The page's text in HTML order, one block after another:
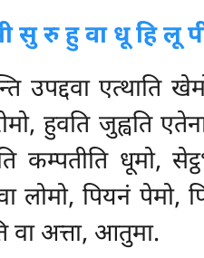
सु रु हु वा धू हि लू
उपद्दवा एत्थाति
हुवति जुह्वति
कम्पतीति धूमो,
लोमो, पियनं पेमो,
वा अत्ता, आतुमा.